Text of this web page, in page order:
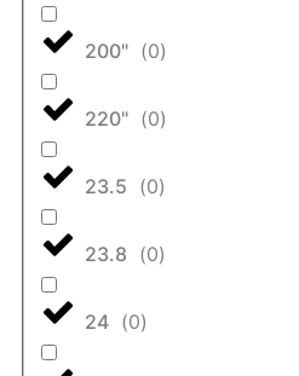
200" (0)
220" (0)
23.5 (0)
23.8 (0)
24 (0)